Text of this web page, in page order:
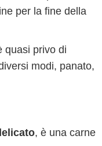
per la fine della
quasi privo di
modi, panato,
, è una carne